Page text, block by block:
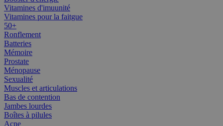
Vitamines d'imuunité
Vitamines pour la faitgue
50+
Ronflement
Batteries
Mémoire
Prostate
Ménopause
Sexualité
Muscles et articulations
Bas de contention
Jambes lourdes
Boîtes à pilules
Acne